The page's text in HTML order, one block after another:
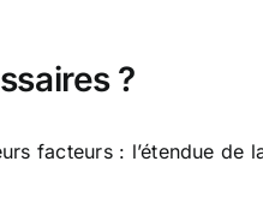
?
facteurs : l’étendue